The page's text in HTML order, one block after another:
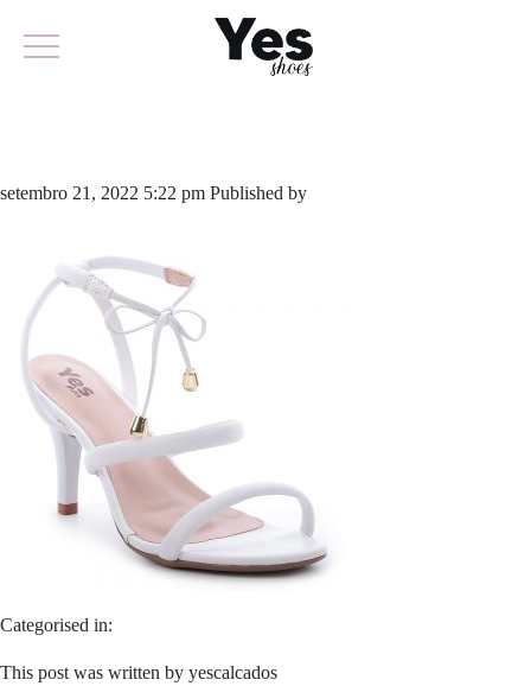
setembro 21, 2022 5:22 pm Published by
Categorised in:
This post was written by yescalcados